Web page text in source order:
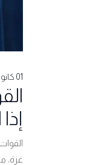
01 كانون الاول , 2023
غزة،